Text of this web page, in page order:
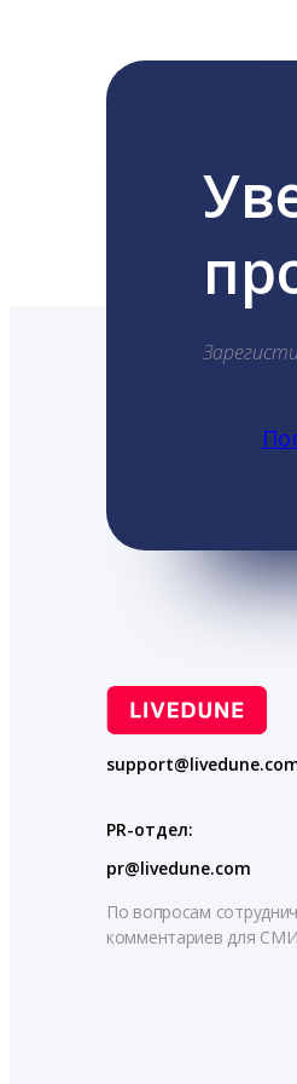
PR-отдел:
pr@livedune.com
По вопросам
комментариев для СМИ